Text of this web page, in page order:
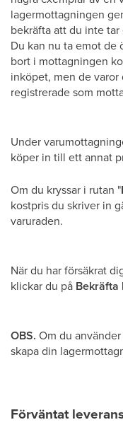
lagermottagningen
bekräfta att du inte tar
Du kan nu ta emot de
bort i mottagningen
inköpet, men de
registrerade som
Under
köper in till ett annat
Om du kryssar i rutan "
kostpris du skriver in
varuraden.
När du har försäkrat
klickar du på Bekräfta
OBS. Om du
skapa din
Förväntat